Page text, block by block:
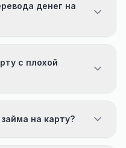
денег на
с плохой
на карту?